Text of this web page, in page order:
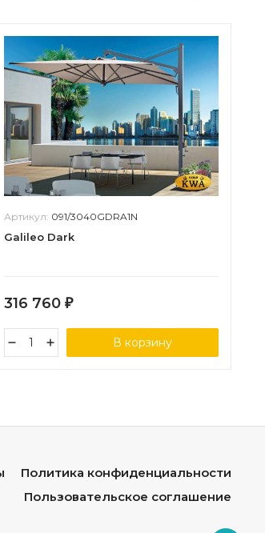
Артикул: 091/3040GDRA1N
Galileo Dark
316 760 ₽
В корзину
Политика конфиденциальности
Пользовательское соглашение